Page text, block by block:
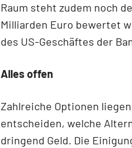
Raum steht zudem noch
Milliarden Euro bewertet
des US-Geschäftes der
Alles offen
Zahlreiche Optionen
entscheiden, welche
dringend Geld. Die